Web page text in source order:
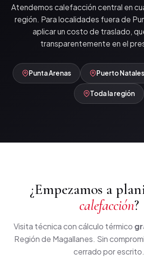
Atendemos calefacción central en
región. Para localidades fuera de
aplicar un costo de traslado,
transparentemente en el
Punta Arenas Puerto Natales
Toda la región
¿Empezamos a
calefacción?
Visita técnica con cálculo térmico
Región de Magallanes. Sin
cerrado por escrito.